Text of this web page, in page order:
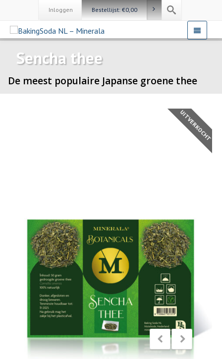
Inloggen Bestellijst:€0,00
Sencha thee
De meest populaire Japanse groene thee
UITVERKOCHT